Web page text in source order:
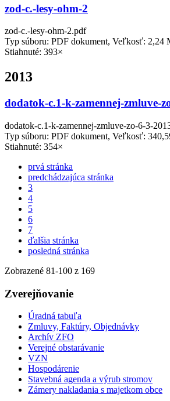
zod-c.-lesy-ohm-2
zod-c.-lesy-ohm-2.pdf
Typ súboru: PDF dokument, Veľkosť: 2,24
Stiahnuté: 393×
2013
dodatok-c.1-k-zamennej-zmluve-
dodatok-c.1-k-zamennej-zmluve-zo-6-3-
Typ súboru: PDF dokument, Veľkosť:
Stiahnuté: 354×
prvá stránka
predchádzajúca stránka
3
4
5
6
7
ďalšia stránka
posledná stránka
Zobrazené 81-100 z 169
Zverejňovanie
Úradná tabuľa
Zmluvy, Faktúry, Objednávky
Archív ZFO
Verejné obstarávanie
VZN
Hospodárenie
Stavebná agenda a výrub stromov
Zámery nakladania s majetkom obce